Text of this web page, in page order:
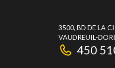
3500, BD DE LA
VAUDREUIL-
450